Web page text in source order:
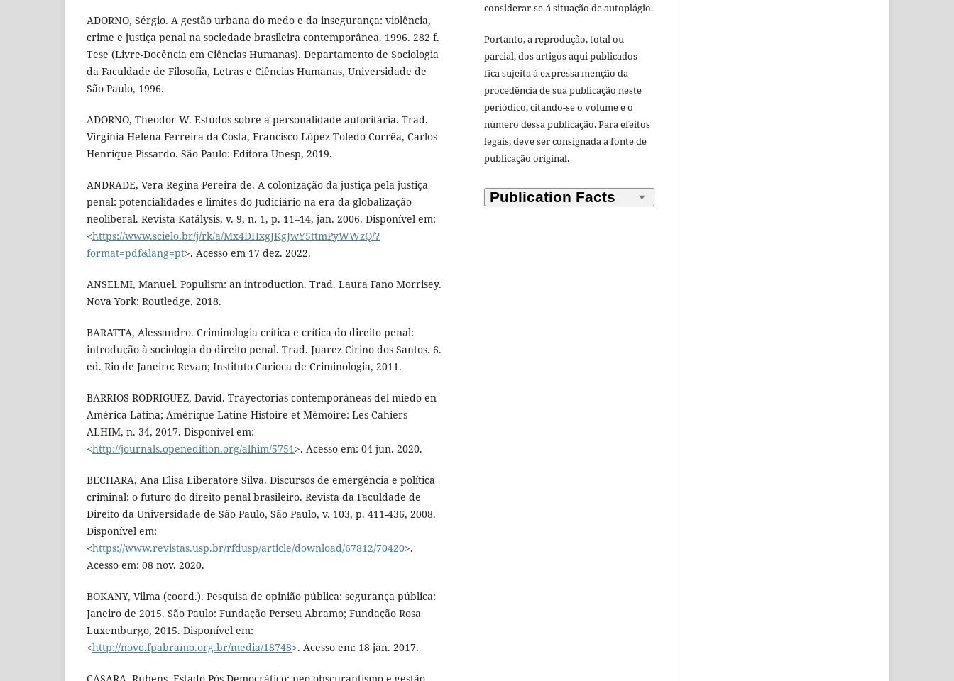
ADORNO, Sérgio. A gestão urbana do medo e da insegurança: violência,
crime e justiça penal na sociedade brasileira contemporânea. 1996. 282 f.
Tese (Livre-Docência em Ciências Humanas). Departamento de Sociologia
da Faculdade de Filosofia, Letras e Ciências Humanas, Universidade de
São Paulo, 1996.
ADORNO, Theodor W. Estudos sobre a personalidade autoritária. Trad.
Virginia Helena Ferreira da Costa, Francisco López Toledo Corrêa, Carlos
Henrique Pissardo. São Paulo: Editora Unesp, 2019.
ANDRADE, Vera Regina Pereira de. A colonização da justiça pela justiça
penal: potencialidades e limites do Judiciário na era da globalização
neoliberal. Revista Katálysis, v. 9, n. 1, p. 11–14, jan. 2006. Disponível em:
<https://www.scielo.br/j/rk/a/Mx4DHxgJKgJwY5ttmPyWWzQ/?
format=pdf&lang=pt>. Acesso em 17 dez. 2022.
ANSELMI, Manuel. Populism: an introduction. Trad. Laura Fano Morrisey.
Nova York: Routledge, 2018.
BARATTA, Alessandro. Criminologia crítica e crítica do direito penal:
introdução à sociologia do direito penal. Trad. Juarez Cirino dos Santos. 6.
ed. Rio de Janeiro: Revan; Instituto Carioca de Criminologia, 2011.
BARRIOS RODRIGUEZ, David. Trayectorias contemporáneas del miedo en
América Latina; Amérique Latine Histoire et Mémoire: Les Cahiers
ALHIM, n. 34, 2017. Disponível em:
<http://journals.openedition.org/alhim/5751>. Acesso em: 04 jun. 2020.
BECHARA, Ana Elisa Liberatore Silva. Discursos de emergência e política
criminal: o futuro do direito penal brasileiro. Revista da Faculdade de
Direito da Universidade de São Paulo, São Paulo, v. 103, p. 411-436, 2008.
Disponível em:
<https://www.revistas.usp.br/rfdusp/article/download/67812/70420>.
Acesso em: 08 nov. 2020.
BOKANY, Vilma (coord.). Pesquisa de opinião pública: segurança pública:
Janeiro de 2015. São Paulo: Fundação Perseu Abramo; Fundação Rosa
Luxemburgo, 2015. Disponível em:
<http://novo.fpabramo.org.br/media/18748>. Acesso em: 18 jan. 2017.
considerar-se-á situação de autoplágio.
Portanto, a reprodução, total ou
parcial, dos artigos aqui publicados
fica sujeita à expressa menção da
procedência de sua publicação neste
periódico, citando-se o volume e o
número dessa publicação. Para efeitos
legais, deve ser consignada a fonte de
publicação original.